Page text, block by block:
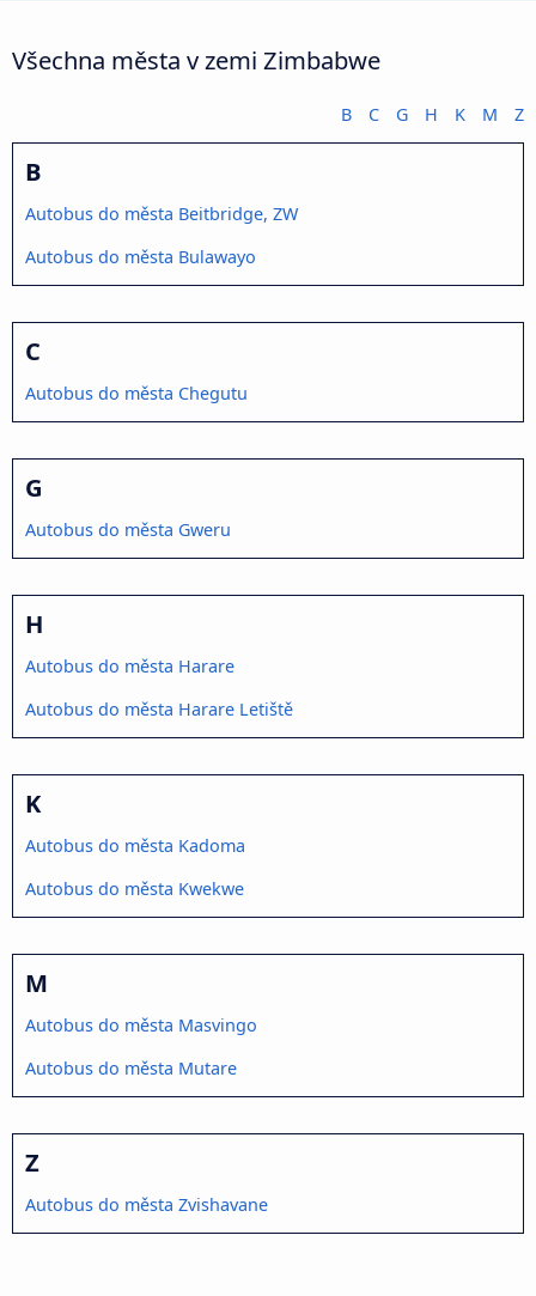
Všechna města v zemi Zimbabwe
B C G H K M Z
B
Autobus do města Beitbridge, ZW
Autobus do města Bulawayo
C
Autobus do města Chegutu
G
Autobus do města Gweru
H
Autobus do města Harare
Autobus do města Harare Letiště
K
Autobus do města Kadoma
Autobus do města Kwekwe
M
Autobus do města Masvingo
Autobus do města Mutare
Z
Autobus do města Zvishavane